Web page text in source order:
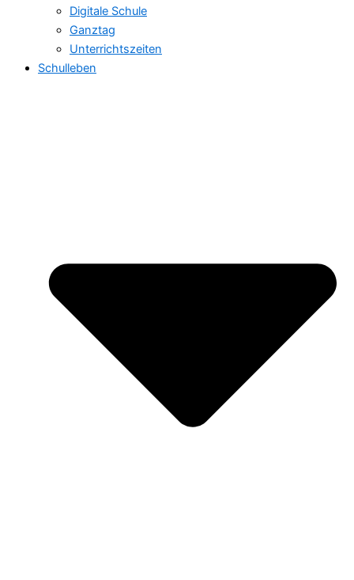
Digitale Schule
Ganztag
Unterrichtszeiten
Schulleben